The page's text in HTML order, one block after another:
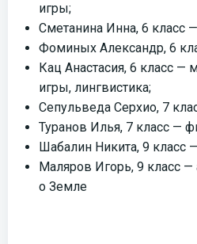
игры;
Сметанина Инна, 6 класс
Фоминых Александр, 6
Кац Анастасия, 6 класс —
игры, лингвистика;
Сепульведа Серхио, 7
Туранов Илья, 7 класс —
Шабалин Никита, 9 класс
Маляров Игорь, 9 класс —
о Земле